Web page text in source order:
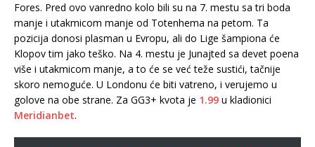
Fores. Pred ovo vanredno kolo bili su na 7. mestu sa tri boda
manje i utakmicom manje od Totenhema na petom. Ta
pozicija donosi plasman u Evropu, ali do Lige šampiona će
Klopov tim jako teško. Na 4. mestu je Junajted sa devet poena
više i utakmicom manje, a to će se već teže sustići, tačnije
skoro nemoguće. U Londonu će biti vatreno, i verujemo u
golove na obe strane. Za GG3+ kvota je 1.99 u kladionici
Meridianbet.